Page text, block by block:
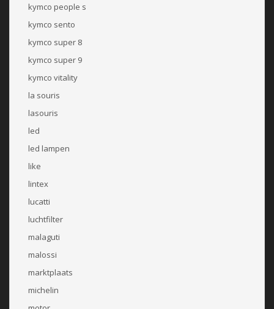
kymco people s
kymco sento
kymco super 8
kymco super 9
kymco vitality
la souris
lasouris
led
led lampen
like
lintex
lucatti
luchtfilter
malaguti
malossi
marktplaats
michelin